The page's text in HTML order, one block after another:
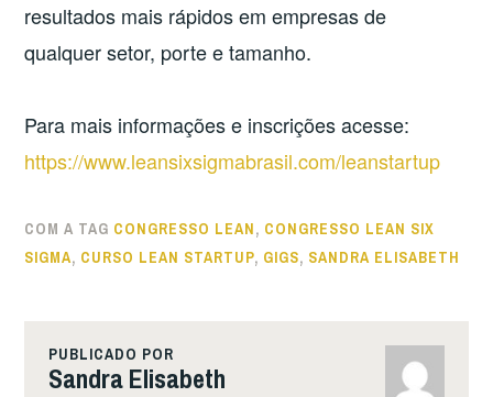
resultados mais rápidos em empresas de
qualquer setor, porte e tamanho.
Para mais informações e inscrições acesse:
https://www.leansixsigmabrasil.com/leanstartup
COM A TAG CONGRESSO LEAN, CONGRESSO LEAN SIX
SIGMA, CURSO LEAN STARTUP, GIGS, SANDRA ELISABETH
PUBLICADO POR
Sandra Elisabeth